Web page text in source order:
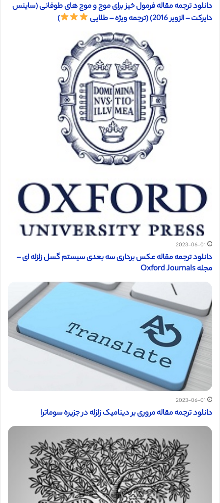
دانلود ترجمه مقاله فرمول خیز برای موج و موج های طوفانی (ساینس
دایرکت – الزویر 2016) (ترجمه ویژه – طلایی
)
2023-06-01
دانلود ترجمه مقاله عکس برداری سه بعدی سیستم گسل زلزله ای –
مجله Oxford Journals
2023-06-01
دانلود ترجمه مقاله مروری بر دینامیک زلزله در جزیره سوماترا